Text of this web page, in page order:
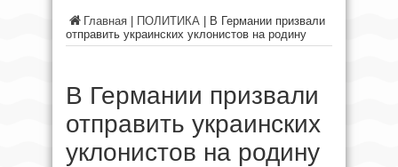
Главная ПОЛИТИКА
В Германии призвали
отправить украинских уклонистов на родину
В Германии призвали
отправить украинских
уклонистов на родину